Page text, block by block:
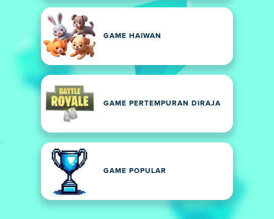
GAME HAIWAN
GAME PERTEMPURAN DIRAJA
GAME POPULAR